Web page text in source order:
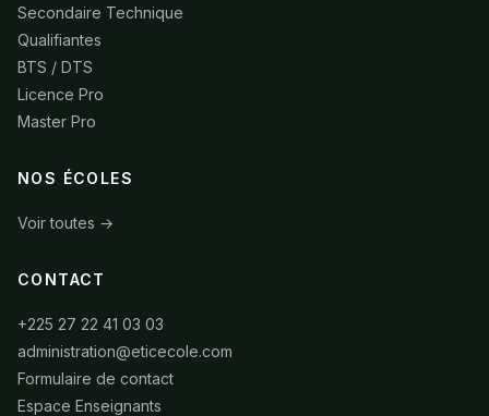
Secondaire Technique
Qualifiantes
BTS / DTS
Licence Pro
Master Pro
NOS ÉCOLES
Voir toutes →
CONTACT
+225 27 22 41 03 03
administration@eticecole.com
Formulaire de contact
Espace Enseignants